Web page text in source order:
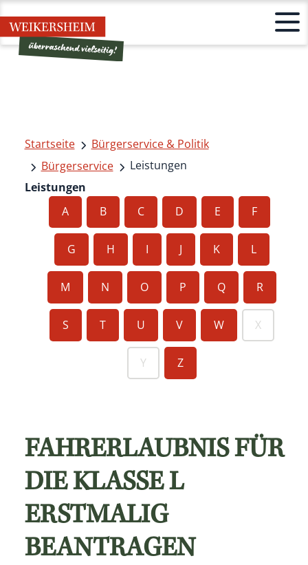
Startseite
Bürgerservice & Politik
Bürgerservice
Leistungen
Leistungen
A
B C D E F
G H I J K L
M N O P Q R
S T U V W X
Y Z
FAHRERLAUBNIS FÜR
DIE KLASSE L
ERSTMALIG
BEANTRAGEN